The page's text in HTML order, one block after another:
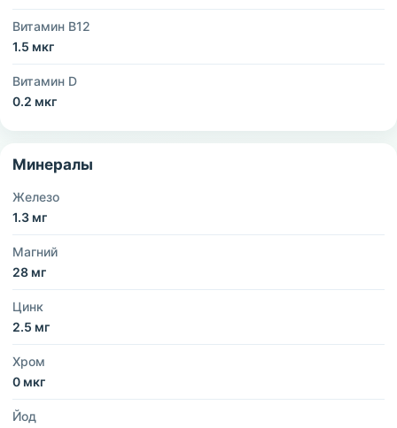
Витамин B12
1.5 мкг
Витамин D
0.2 мкг
Минералы
Железо
1.3 мг
Магний
28 мг
Цинк
2.5 мг
Хром
0 мкг
Йод